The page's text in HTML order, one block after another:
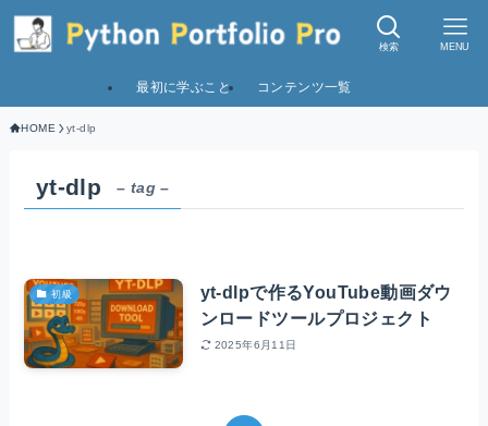
検索 MENU
最初に学ぶこと コンテンツ一覧
HOME yt-dlp
yt-dlp – tag –
初級
yt-dlpで作るYouTube動画ダウ
ンロードツールプロジェクト
2025年6月11日